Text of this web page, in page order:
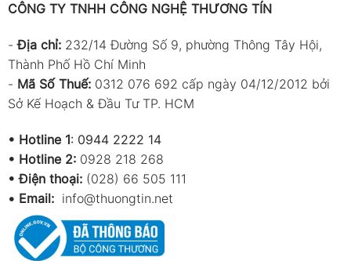
CÔNG TY TNHH CÔNG NGHỆ THƯƠNG TÍN
-Địa chỉ: 232/14 Đường Số 9, phường Thông Tây Hội,
Thành Phố Hồ Chí Minh
- Mã Số Thuế: 0312 076 692 cấp ngày 04/12/2012 bởi
Sở Kế Hoạch & Đầu Tư TP. HCM
• Hotline 1: 0944 2222 14
• Hotline 2: 0928 218 268
• Điện thoại: (028) 66 505 111
• Email: info@thuongtin.net